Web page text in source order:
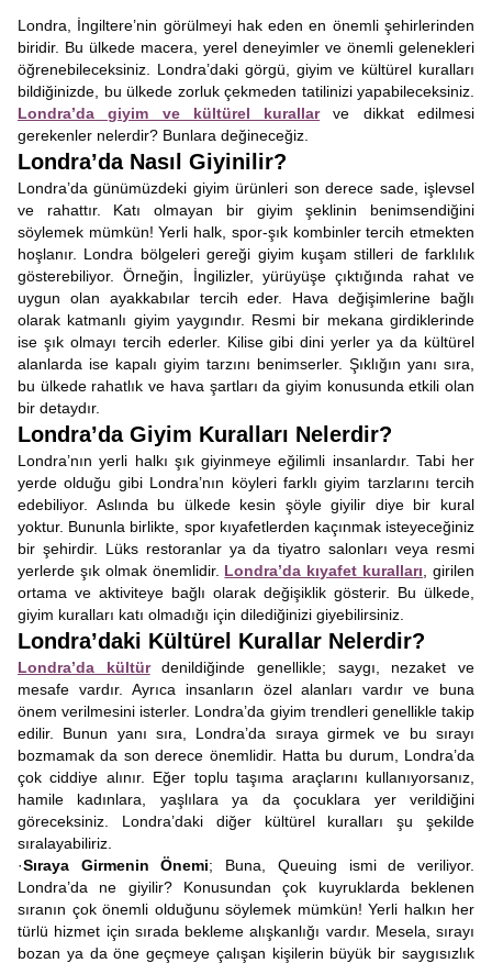
Londra, İngiltere’nin görülmeyi hak eden en önemli şehirlerinden
biridir. Bu ülkede macera, yerel deneyimler ve önemli gelenekleri
öğrenebileceksiniz. Londra’daki görgü, giyim ve kültürel kuralları
bildiğinizde, bu ülkede zorluk çekmeden tatilinizi yapabileceksiniz.
Londra’da giyim ve kültürel kurallarve dikkat edilmesi
gerekenler nelerdir? Bunlara değineceğiz.
Londra’da Nasıl Giyinilir?
Londra’da günümüzdeki giyim ürünleri son derece sade, işlevsel
ve rahattır. Katı olmayan bir giyim şeklinin benimsendiğini
söylemek mümkün! Yerli halk, spor-şık kombinler tercih etmekten
hoşlanır. Londra bölgeleri gereği giyim kuşam stilleri de farklılık
gösterebiliyor. Örneğin, İngilizler, yürüyüşe çıktığında rahat ve
uygun olan ayakkabılar tercih eder. Hava değişimlerine bağlı
olarak katmanlı giyim yaygındır. Resmi bir mekana girdiklerinde
ise şık olmayı tercih ederler. Kilise gibi dini yerler ya da kültürel
alanlarda ise kapalı giyim tarzını benimserler. Şıklığın yanı sıra,
bu ülkede rahatlık ve hava şartları da giyim konusunda etkili olan
bir detaydır.
Londra’da Giyim Kuralları Nelerdir?
Londra’nın yerli halkı şık giyinmeye eğilimli insanlardır. Tabi her
yerde olduğu gibi Londra’nın köyleri farklı giyim tarzlarını tercih
edebiliyor. Aslında bu ülkede kesin şöyle giyilir diye bir kural
yoktur. Bununla birlikte, spor kıyafetlerden kaçınmak isteyeceğiniz
bir şehirdir. Lüks restoranlar ya da tiyatro salonları veya resmi
yerlerde şık olmak önemlidir. Londra’da kıyafet kuralları , girilen
ortama ve aktiviteye bağlı olarak değişiklik gösterir. Bu ülkede,
giyim kuralları katı olmadığı için dilediğinizi giyebilirsiniz.
Londra’daki Kültürel Kurallar Nelerdir?
Londra’da kültürdenildiğinde genellikle; saygı, nezaket ve
mesafe vardır. Ayrıca insanların özel alanları vardır ve buna
önem verilmesini isterler. Londra’da giyim trendleri genellikle takip
edilir. Bunun yanı sıra, Londra’da sıraya girmek ve bu sırayı
bozmamak da son derece önemlidir. Hatta bu durum, Londra’da
çok ciddiye alınır. Eğer toplu taşıma araçlarını kullanıyorsanız,
hamile kadınlara, yaşlılara ya da çocuklara yer verildiğini
göreceksiniz. Londra’daki diğer kültürel kuralları şu şekilde
sıralayabiliriz.
·Sıraya Girmenin Önemi; Buna, Queuing ismi de veriliyor.
Londra’da ne giyilir? Konusundan çok kuyruklarda beklenen
sıranın çok önemli olduğunu söylemek mümkün! Yerli halkın her
türlü hizmet için sırada bekleme alışkanlığı vardır. Mesela, sırayı
bozan ya da öne geçmeye çalışan kişilerin büyük bir saygısızlık